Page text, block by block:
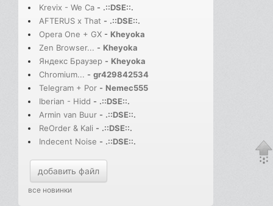
Krevix - We Ca - .::DSE::.
AFTERUS x That - .::DSE::.
Opera One + GX - Kheyoka
Zen Browser... - Kheyoka
Яндекс Браузер - Kheyoka
Chromium... - gr429842534
Telegram + Por - Nemec555
Iberian - Hidd - .::DSE::.
Armin van Buur - .::DSE::.
ReOrder & Kali - .::DSE::.
Indecent Noise - .::DSE::.
добавить файл
все новинки